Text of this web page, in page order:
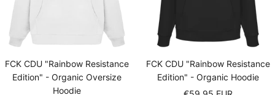
FCK CDU "Rainbow Resistance
Edition" - Organic Oversize
Hoodie
FCK CDU "Rainbow Resistance
Edition" - Organic Hoodie
Sale